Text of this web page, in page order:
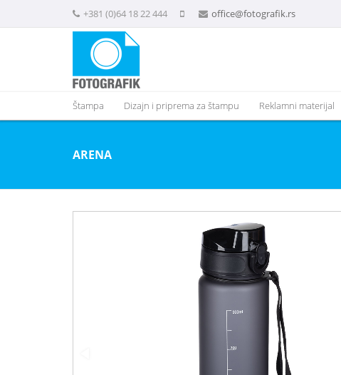
+381 (0)64 18 22 444 office@fotografik.rs
Štampa Dizajn i priprema za štampu Reklamni materijal
ARENA